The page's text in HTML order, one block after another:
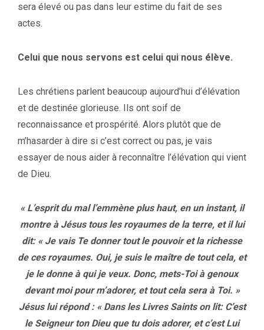
sera élevé ou pas dans leur estime du fait de ses
actes.
Celui que nous servons est celui qui nous élève.
Les chrétiens parlent beaucoup aujourd’hui d’élévation
et de destinée glorieuse. Ils ont soif de
reconnaissance et prospérité. Alors plutôt que de
m’hasarder à dire si c’est correct ou pas, je vais
essayer de nous aider à reconnaître l’élévation qui vient
de Dieu.
« L’esprit du mal l’emmène plus haut, en un instant, il
montre à Jésus tous les royaumes de la terre, et il lui
dit: « Je vais Te donner tout le pouvoir et la richesse
de ces royaumes. Oui, je suis le maître de tout cela, et
je le donne à qui je veux. Donc, mets-Toi à genoux
devant moi pour m’adorer, et tout cela sera à Toi. »
Jésus lui répond : « Dans les Livres Saints on lit: C’est
le Seigneur ton Dieu que tu dois adorer, et c’est Lui